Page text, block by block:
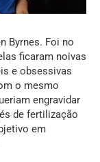
Byrnes. Foi no
ficaram noivas
e obsessivas
o mesmo
engravidar
de fertilização
em